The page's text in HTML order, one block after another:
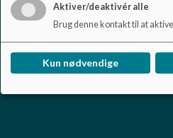
2000 Frederiksberg
Aktiver/deaktivér alle
Brug denne kontakt til at
Kun nødvendige